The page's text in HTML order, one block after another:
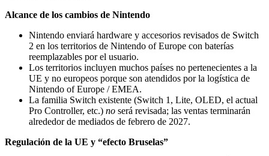
Alcance de los cambios de Nintendo
Nintendo enviará hardware y accesorios revisados de Switch
2 en los territorios de Nintendo of Europe con baterías
reemplazables por el usuario.
Los territorios incluyen muchos países no pertenecientes a la
UE y no europeos porque son atendidos por la logística de
Nintendo of Europe / EMEA.
La familia Switch existente (Switch 1, Lite, OLED, el actual
Pro Controller, etc.) no será revisada; las ventas terminarán
alrededor de mediados de febrero de 2027.
Regulación de la UE y “efecto Bruselas”